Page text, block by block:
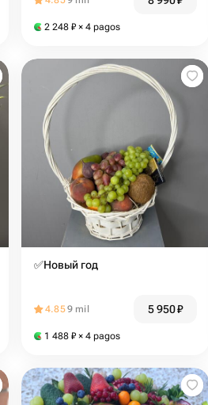
2 248 ₽ × 4 pagos
✅Новый год
4.859 mil 5 950₽
1 488 ₽ × 4 pagos